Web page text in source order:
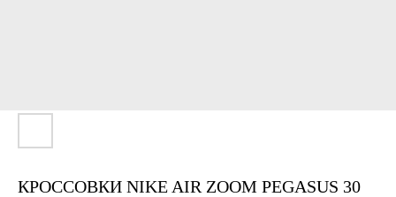
КРОССОВКИ NIKE AIR ZOOM PEGASUS 30